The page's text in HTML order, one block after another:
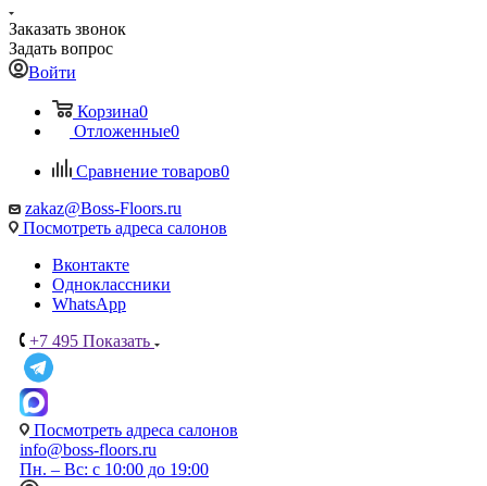
Заказать звонок
Задать вопрос
Войти
Корзина0
Отложенные0
Сравнение товаров0
zakaz@Boss-Floors.ru
Посмотреть адреса салонов
Вконтакте
Одноклассники
WhatsApp
+7 495 Показать
Посмотреть адреса салонов
info@boss-floors.ru
Пн. – Вс: с 10:00 до 19:00